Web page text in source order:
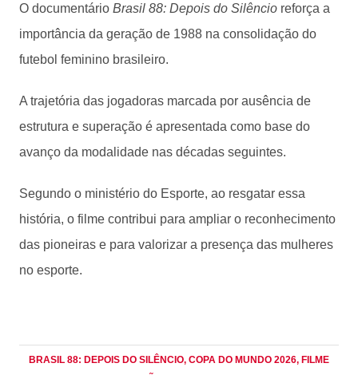
O documentário Brasil 88: Depois do Silêncio reforça a
importância da geração de 1988 na consolidação do
futebol feminino brasileiro.
A trajetória das jogadoras marcada por ausência de
estrutura e superação é apresentada como base do
avanço da modalidade nas décadas seguintes.
Segundo o ministério do Esporte, ao resgatar essa
história, o filme contribui para ampliar o reconhecimento
das pioneiras e para valorizar a presença das mulheres
no esporte.
BRASIL 88: DEPOIS DO SILÊNCIO, COPA DO MUNDO 2026, FILME